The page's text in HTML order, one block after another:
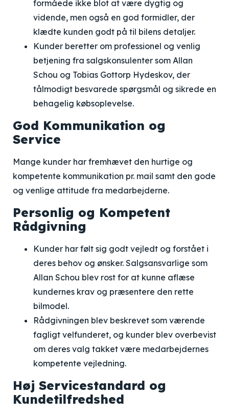
formåede ikke blot at være dygtig og
vidende, men også en god formidler, der
klædte kunden godt på til bilens detaljer.
Kunder beretter om professionel og venlig
betjening fra salgskonsulenter som Allan
Schou og Tobias Gottorp Hydeskov, der
tålmodigt besvarede spørgsmål og sikrede en
behagelig købsoplevelse.
God Kommunikation og
Service
Mange kunder har fremhævet den hurtige og
kompetente kommunikation pr. mail samt den gode
og venlige attitude fra medarbejderne.
Personlig og Kompetent
Rådgivning
Kunder har følt sig godt vejledt og forstået i
deres behov og ønsker. Salgsansvarlige som
Allan Schou blev rost for at kunne aflæse
kundernes krav og præsentere den rette
bilmodel.
Rådgivningen blev beskrevet som værende
fagligt velfunderet, og kunder blev overbevist
om deres valg takket være medarbejdernes
kompetente vejledning.
Høj Servicestandard og
Kundetilfredshed